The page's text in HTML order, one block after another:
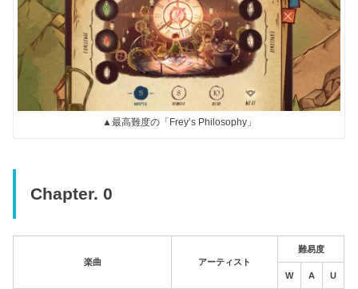
▲最高難度の「Frey’s Philosophy」
Chapter. 0
楽曲 アーティスト
難易度
W A U